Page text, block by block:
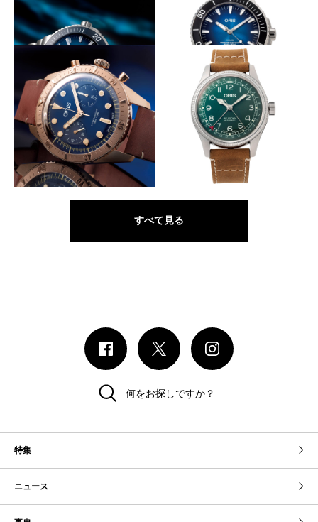
ダイバーズ 65 クロノグラフ
アクイス グレートバリアリー
フ リミテッドエディション III
アクイス クリーンオーシャン
リミテッドエディション
島の珊瑚の色を文字盤に
クリッパートン リミテッドエ
ディション
伝説のダイバーへのオマージュ
ORIS
カール・ブラシア クロノグラ
フ リミテッドエディション
モデル名に伝説の戦闘機の名を冠す
ビッグ クラウン D.26 286 HB-
RAG リミテッドエディション
すべて見る
特集
ニュース
何をお探しですか？